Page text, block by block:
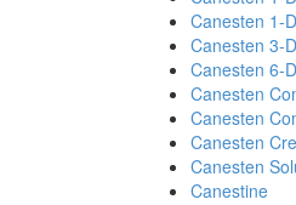
Canesten 1-
Canesten 3-
Canesten 6-
Canesten
Canesten
Canesten
Canesten
Canestine